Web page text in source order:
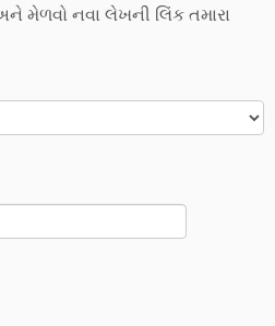
મેળવો નવા લેખની લિંક તમારા